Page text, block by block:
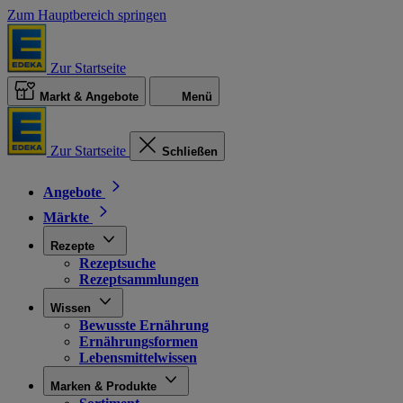
Zum Hauptbereich springen
Zur Startseite
Markt & Angebote Menü
Zur Startseite Schließen
Angebote
Märkte
Rezepte
Rezeptsuche
Rezeptsammlungen
Wissen
Bewusste Ernährung
Ernährungsformen
Lebensmittelwissen
Marken & Produkte